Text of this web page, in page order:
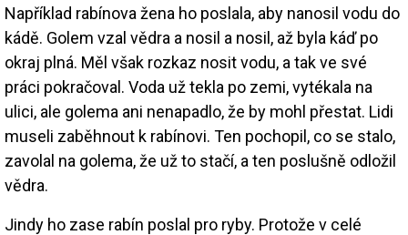
Například rabínova žena ho poslala, aby nanosil vodu do
kádě. Golem vzal vědra a nosil a nosil, až byla káď po
okraj plná. Měl však rozkaz nosit vodu, a tak ve své
práci pokračoval. Voda už tekla po zemi, vytékala na
ulici, ale golema ani nenapadlo, že by mohl přestat. Lidi
museli zaběhnout k rabínovi. Ten pochopil, co se stalo,
zavolal na golema, že už to stačí, a ten poslušně odložil
vědra.
Jindy ho zase rabín poslal pro ryby. Protože v celé